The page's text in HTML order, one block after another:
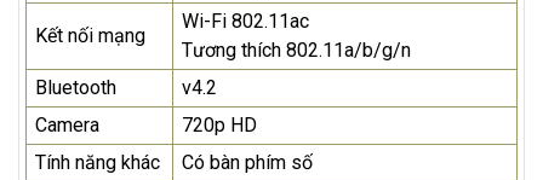
Kết nối mạng
Wi-Fi 802.11ac
Tương thích 802.11a/b/g/n
Bluetooth
v4.2
Camera
720p HD
Tính năng khác
Có bàn phím số